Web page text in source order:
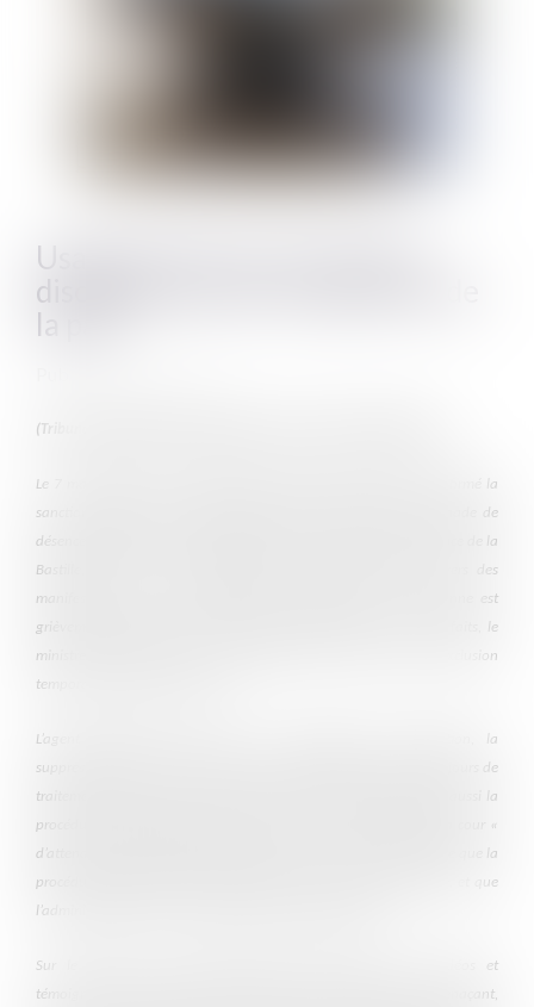
Usage de la force et sanction
disciplinaire pour les gardiens de
la paix
(Tribunal administratif de Versailles, 7 mai 2026, n°24VE00274)
Le 7 mai 2026, la cour administrative d’appel de Versailles a confirmé la
sanction infligée à un gardien de la paix ayant utilisé une grenade de
désencerclement lors d’une manifestation des « gilets jaunes » place de la
Bastille, en 2019. Sans sommation, il projette la grenade vers des
manifestants qui ne manifestaient pas d’hostilité : une personne est
grièvement blessée à l’œil, avec infirmité permanente. Pour ces faits, le
ministre de l’intérieur l’avait sanctionné par quinze jours d’exclusion
temporaire, dont dix avec sursis.
L’agent contestait la sanction : il demandait son annulation, la
suppression de toute trace au dossier, le remboursement des cinq jours de
traitement retenus et la reconstitution de sa carrière. Il invoquait aussi la
procédure pénale engagée à la suite des faits et demandait à la cour «
d’attendre » la décision du juge pénal. La cour refuse : elle rappelle que la
procédure disciplinaire est indépendante de la procédure pénale, et que
l’administration peut sanctionner sans attendre le pénal.
Sur le fond, la cour valide l’analyse du ministre : les vidéos et
témoignages montrent que le groupe visé n’était ni agressif ni menaçant,